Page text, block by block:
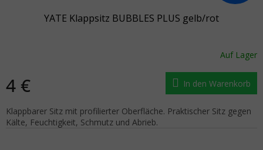
YATE Klappsitz BUBBLES PLUS gelb/rot
Auf Lager
4 € In den Warenkorb
Klappbarer Sitz mit profilierter Oberfläche. Praktischer Sitz gegen
Kälte, Feuchtigkeit, Schmutz und Abrieb.